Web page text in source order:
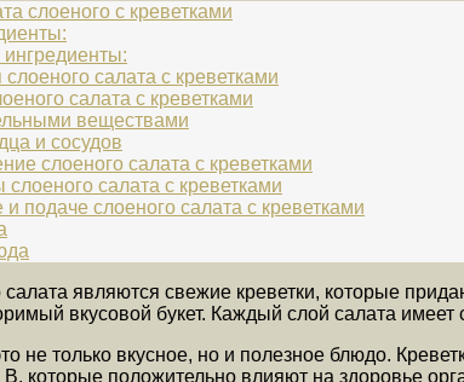
слоеного с креветками
салата с креветками
салата с креветками
веществами
и сосудов
слоеного салата с креветками
салата с креветками
подаче слоеного салата с креветками
являются свежие креветки, которые
вкусовой букет. Каждый слой салата
не только вкусное, но и полезное блюдо.
которые положительно влияют на здоровье